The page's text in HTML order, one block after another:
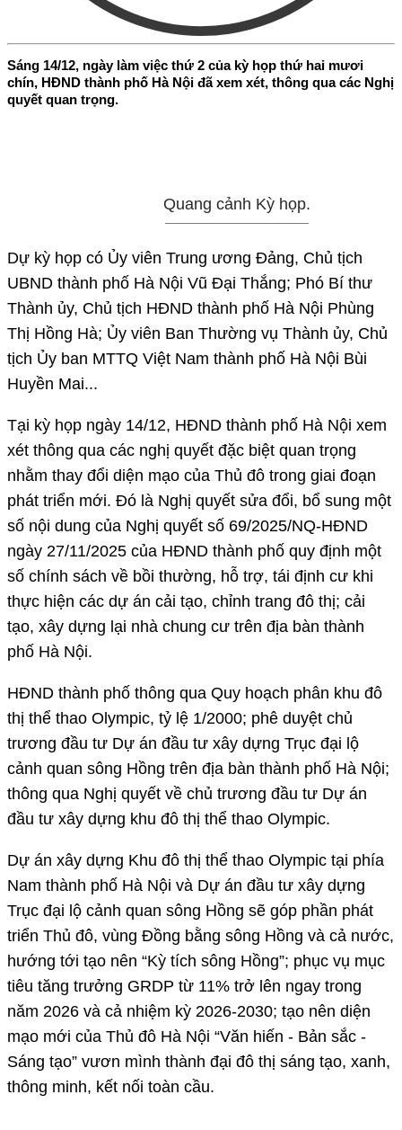
Sáng 14/12, ngày làm việc thứ 2 của kỳ họp thứ hai mươi
chín, HĐND thành phố Hà Nội đã xem xét, thông qua các Nghị
quyết quan trọng.
Quang cảnh Kỳ họp.
Dự kỳ họp có Ủy viên Trung ương Đảng, Chủ tịch
UBND thành phố Hà Nội Vũ Đại Thắng; Phó Bí thư
Thành ủy, Chủ tịch HĐND thành phố Hà Nội Phùng
Thị Hồng Hà; Ủy viên Ban Thường vụ Thành ủy, Chủ
tịch Ủy ban MTTQ Việt Nam thành phố Hà Nội Bùi
Huyền Mai...
Tại kỳ họp ngày 14/12, HĐND thành phố Hà Nội xem
xét thông qua các nghị quyết đặc biệt quan trọng
nhằm thay đổi diện mạo của Thủ đô trong giai đoạn
phát triển mới. Đó là Nghị quyết sửa đổi, bổ sung một
số nội dung của Nghị quyết số 69/2025/NQ-HĐND
ngày 27/11/2025 của HĐND thành phố quy định một
số chính sách về bồi thường, hỗ trợ, tái định cư khi
thực hiện các dự án cải tạo, chỉnh trang đô thị; cải
tạo, xây dựng lại nhà chung cư trên địa bàn thành
phố Hà Nội.
HĐND thành phố thông qua Quy hoạch phân khu đô
thị thể thao Olympic, tỷ lệ 1/2000; phê duyệt chủ
trương đầu tư Dự án đầu tư xây dựng Trục đại lộ
cảnh quan sông Hồng trên địa bàn thành phố Hà Nội;
thông qua Nghị quyết về chủ trương đầu tư Dự án
đầu tư xây dựng khu đô thị thể thao Olympic.
Dự án xây dựng Khu đô thị thể thao Olympic tại phía
Nam thành phố Hà Nội và Dự án đầu tư xây dựng
Trục đại lộ cảnh quan sông Hồng sẽ góp phần phát
triển Thủ đô, vùng Đồng bằng sông Hồng và cả nước,
hướng tới tạo nên “Kỳ tích sông Hồng”; phục vụ mục
tiêu tăng trưởng GRDP từ 11% trở lên ngay trong
năm 2026 và cả nhiệm kỳ 2026-2030; tạo nên diện
mạo mới của Thủ đô Hà Nội “Văn hiến - Bản sắc -
Sáng tạo” vươn mình thành đại đô thị sáng tạo, xanh,
thông minh, kết nối toàn cầu.